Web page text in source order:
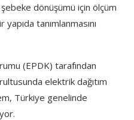
şebeke dönüşümü için ölçüm
tanımlanmasını
(EPDK) tarafından
elektrik dağıtım
Türkiye genelinde